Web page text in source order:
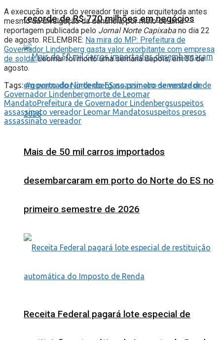
recorde de R$ 770 milhões em negócios
Mais de 50 mil carros importados
desembarcaram em porto do Norte do ES no
primeiro semestre de 2026
Receita Federal pagará lote especial de
A execução a tiros do vereador teria sido arquitetada antes
mesmo da divulgação da denúncia, por meio de uma
reportagem publicada pelo Jornal Norte Capixaba no dia 22
de agosto. RELEMBRE: Na mira do MP: Prefeitura de
Governador Lindenberg gasta valor exorbitante com empresa
de solda.Leomar foi morto uma semana depois, em 30 de
agosto.
Tags: #governador lindenbergassassinato de vereador de
Governador Lindenbergmorte de Leomar
MandatoPrefeitura de Governador Lindenbergsuspeitos
assassinato vereador Leomar Mandatosuspeitos presos
assassinato vereador